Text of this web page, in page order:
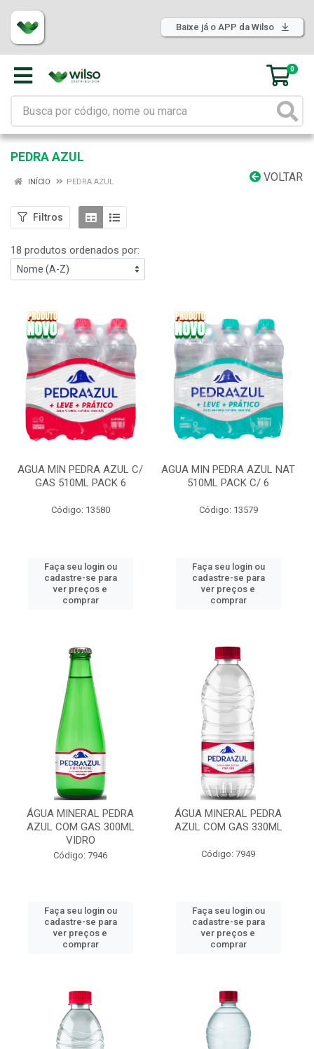
Baixe já o APP da Wilso
0
PEDRA AZUL
VOLTAR
INÍCIO PEDRA AZUL
Filtros
18 produtos ordenados por:
AGUA MIN PEDRA AZUL C/
GAS 510ML PACK 6
Código: 13580
Faça seu login ou
cadastre-se para
ver preços e
comprar
AGUA MIN PEDRA AZUL NAT
510ML PACK C/ 6
Código: 13579
Faça seu login ou
cadastre-se para
ver preços e
comprar
ÁGUA MINERAL PEDRA
AZUL COM GAS 300ML
VIDRO
Código: 7946
Faça seu login ou
cadastre-se para
ver preços e
comprar
ÁGUA MINERAL PEDRA
AZUL COM GAS 330ML
Código: 7949
Faça seu login ou
cadastre-se para
ver preços e
comprar